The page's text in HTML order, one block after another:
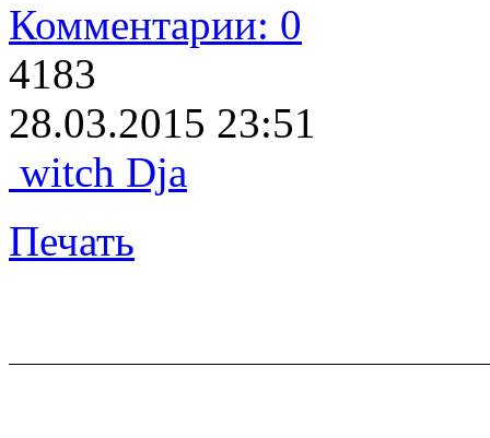
Комментарии: 0
4183
28.03.2015 23:51
witch Dja
Печать